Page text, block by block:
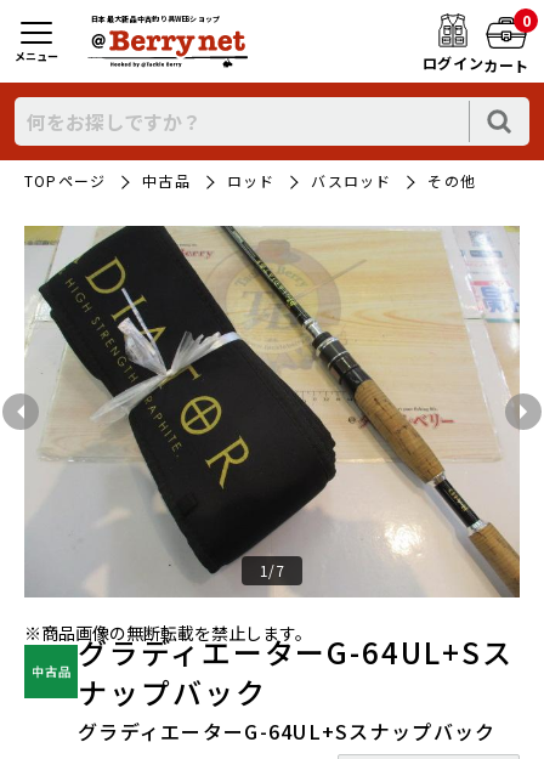
日本最大新品中古釣り具WEBショップ
ログイン
0
カート
メニュー
TOPページ 中古品 ロッド バスロッド その他
1/7
※商品画像の無断転載を禁止します。
グラディエーターG-64UL+Sス
ナップバック
グラディエーターG-64UL+Sスナップバック